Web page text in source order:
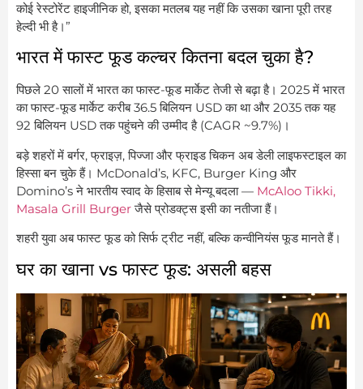
कोई रेस्टोरेंट हाइजीनिक हो, इसका मतलब यह नहीं कि उसका खाना पूरी तरह
हेल्दी भी है।”
भारत में फास्ट फूड कल्चर कितना बदल चुका है?
पिछले 20 सालों में भारत का फास्ट-फूड मार्केट तेजी से बढ़ा है। 2025 में भारत
का फास्ट-फूड मार्केट करीब 36.5 बिलियन USD का था और 2035 तक यह
92 बिलियन USD तक पहुंचने की उम्मीद है (CAGR ~9.7%)।
बड़े शहरों में बर्गर, फ्राइज़, पिज्जा और फ्राइड चिकन अब डेली लाइफस्टाइल का
हिस्सा बन चुके हैं। McDonald’s, KFC, Burger King और
Domino’s ने भारतीय स्वाद के हिसाब से मेन्यू बदला — McAloo Tikki,
Masala Grill Burgerजैसे प्रोडक्ट्स इसी का नतीजा हैं।
शहरी युवा अब फास्ट फूड को सिर्फ ट्रीट नहीं, बल्कि कन्वीनियंस फूड मानते हैं।
घर का खाना vs फास्ट फूड: असली बहस